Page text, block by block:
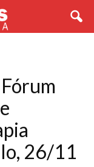
26/11